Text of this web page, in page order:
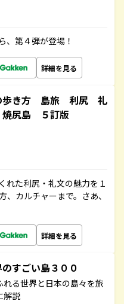
、第４弾が登場！
詳細を見る
歩き方 島旅 利尻 礼
尻島 ５訂版
た利尻・礼文の魅力を１
カルチャーまで。さあ、
詳細を見る
すごい島３００
れる世界と日本の島々を旅
解説